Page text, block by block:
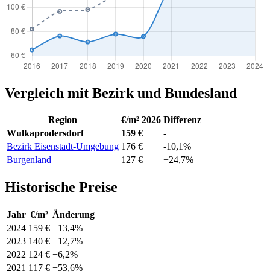
Vergleich mit Bezirk und Bundesland
Region €/m² 2026 Differenz
Wulkaprodersdorf
159 €
-
Bezirk Eisenstadt-Umgebung 176 €
-10,1%
Burgenland
127 € +24,7%
Historische Preise
Jahr €/m² Änderung
2024 159 € +13,4%
2023 140 € +12,7%
2022 124 € +6,2%
2021 117 € +53,6%